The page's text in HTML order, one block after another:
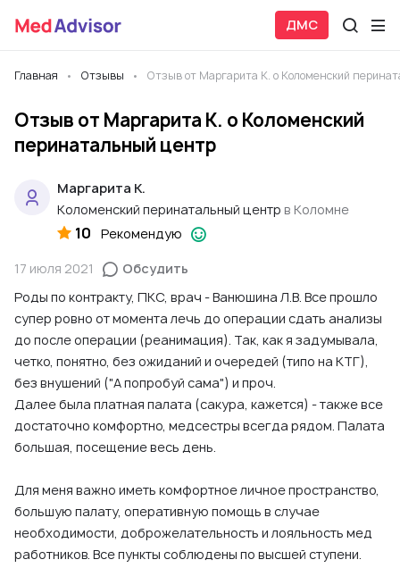
ДМС
Главная Отзывы Отзыв от Маргарита К. о Коломенский
Отзыв от Маргарита К. о Коломенский
перинатальный центр
Маргарита К.
Коломенский перинатальный центр в Коломне
10 Рекомендую
17 июля 2021
Обсудить
Роды по контракту, ПКС, врач - Ванюшина Л.В. Все прошло
супер ровно от момента лечь до операции сдать анализы
до после операции (реанимация). Так, как я задумывала,
четко, понятно, без ожиданий и очередей (типо на КТГ),
без внушений ("А попробуй сама") и проч.
Далее была платная палата (сакура, кажется) - также все
достаточно комфортно, медсестры всегда рядом. Палата
большая, посещение весь день.
Для меня важно иметь комфортное личное пространство,
большую палату, оперативную помощь в случае
необходимости, доброжелательность и лояльность мед
работников. Все пункты соблюдены по высшей ступени.